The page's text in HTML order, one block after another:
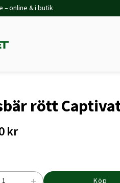
– online & i butik
rött
kr
Köp